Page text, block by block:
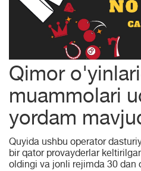
Qimor
muammolari
yordam
Quyida ushbu operator
bir qator provayderlar
oldingi va jonli rejimda 30 dan